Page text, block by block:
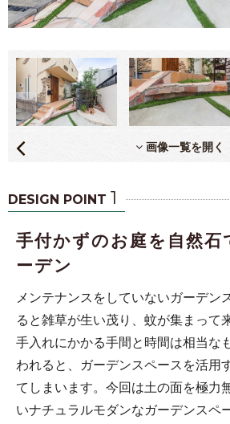
画像一覧を開く
DESIGN POINT 1
手付かずのお庭を自然石
ーデン
メンテナンスをしていないガーデン
ると雑草が生い茂り、蚊が集まって
手入れにかかる手間と時間は相当な
われると、ガーデンスペースを活用
てしまいます。今回は土の面を極力
いナチュラルモダンなガーデンスペ